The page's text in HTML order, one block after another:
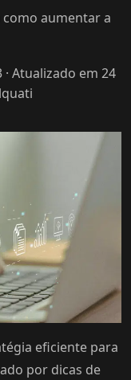
como aumentar a
· Atualizado em 24
eficiente para
por dicas de